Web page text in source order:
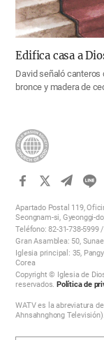
Edifica casa a
David señaló canteros
bronce y madera de
Apartado Postal 119,
Seongnam-si, Gyeonggi-
Teléfono: 82-31-738-5999
Gran Asamblea: 50,
Iglesia principal: 35,
Corea
Copyright © Iglesia de
reservados.Política de
WATV es la abreviatura
Ahnsahnghong Televisión).